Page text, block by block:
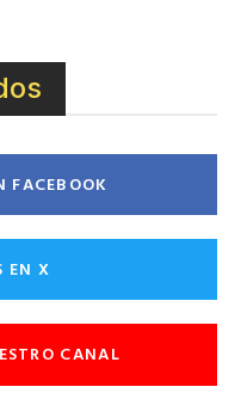
FACEBOOK
EN X
CANAL